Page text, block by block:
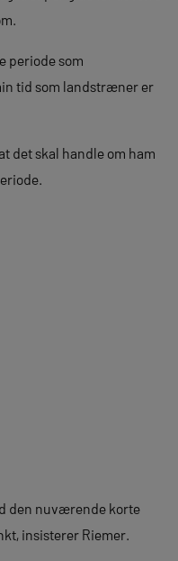
periode som
tid som landstræner er
det skal handle om ham
den nuværende korte
insisterer Riemer.